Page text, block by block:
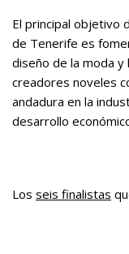
El principal objetivo
de Tenerife es
diseño de la moda y
creadores noveles
andadura en la
desarrollo
Los seis finalistas